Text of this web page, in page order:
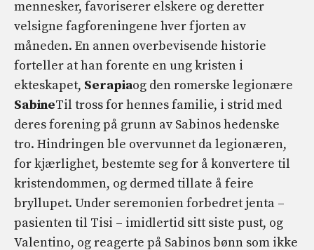
mennesker, favoriserer elskere og deretter
velsigne fagforeningene hver fjorten av
måneden. En annen overbevisende historie
forteller at han forente en ung kristen i
ekteskapet, Serapiaog den romerske legionære
SabineTil tross for hennes familie, i strid med
deres forening på grunn av Sabinos hedenske
tro. Hindringen ble overvunnet da legionæren,
for kjærlighet, bestemte seg for å konvertere til
kristendommen, og dermed tillate å feire
bryllupet. Under seremonien forbedret jenta –
pasienten til Tisi – imidlertid sitt siste pust, og
Valentino, og reagerte på Sabinos bønn som ikke